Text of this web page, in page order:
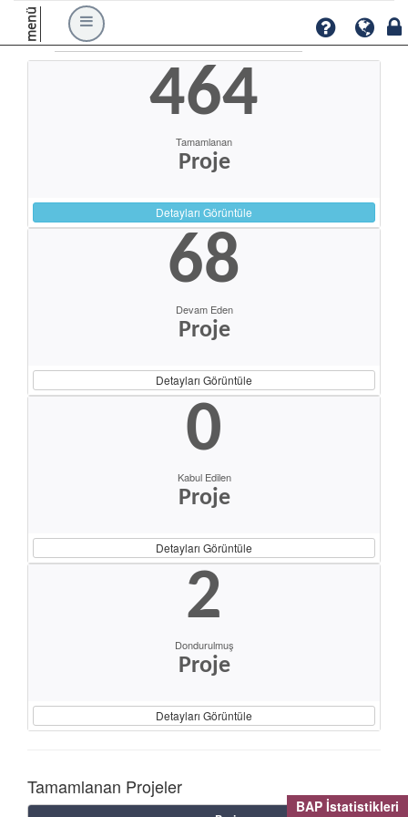
BAP İstatistikleri
menü
464
Tamamlanan
Proje
Detayları Görüntüle
68
Devam Eden
Proje
Detayları Görüntüle
0
Kabul Edilen
Proje
Detayları Görüntüle
2
Dondurulmuş
Proje
Detayları Görüntüle
Tamamlanan Projeler